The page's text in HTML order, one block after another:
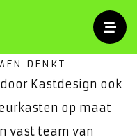
DENKT
Kastdesign ook
op maat
vast team van